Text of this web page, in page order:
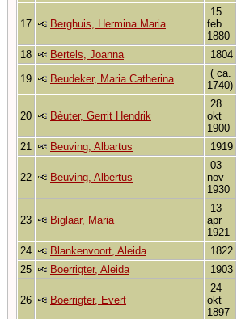
17 Berghuis, Hermina Maria
15
feb
1880
18 Bertels, Joanna 1804
19
Beudeker, Maria Catherina
( ca.
1740)
20 Bèuter, Gerrit Hendrik
28
okt
1900
21 Beuving, Albartus 1919
22 Beuving, Albertus
03
nov
1930
23 Biglaar, Maria
13
apr
1921
24 Blankenvoort, Aleida 1822
25
Boerrigter, Aleida 1903
26 Boerrigter, Evert
24
okt
1897